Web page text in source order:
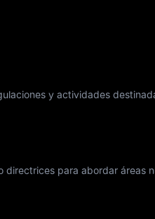
y actividades
para abordar áreas